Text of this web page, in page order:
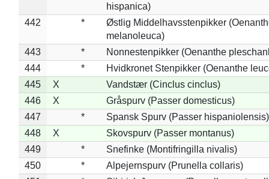
hispanica)
442
*
Østlig Middelhavsstenpikker
melanoleuca)
443
*
Nonnestenpikker (Oenanthe
444
*
Hvidkronet Stenpikker (Oenanthe
445
X
Vandstær (Cinclus cinclus)
446
X
Gråspurv (Passer domesticus)
447
*
Spansk Spurv (Passer hispaniolensis)
448
X
Skovspurv (Passer montanus)
449
*
Snefinke (Montifringilla nivalis)
450
*
Alpejernspurv (Prunella collaris)